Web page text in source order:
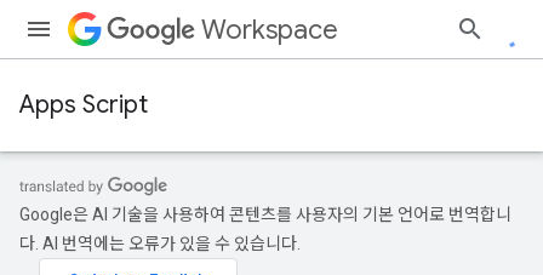
Workspace
Apps Script
Google은 AI 기술을 사용하여 콘텐츠를 사용자의 기본 언어로 번역합니
다. AI 번역에는 오류가 있을 수 있습니다.